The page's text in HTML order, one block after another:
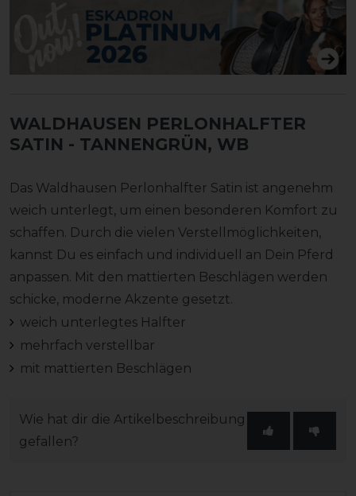
WALDHAUSEN PERLONHALFTER
SATIN - TANNENGRÜN, WB
Das Waldhausen Perlonhalfter Satin ist angenehm
weich unterlegt, um einen besonderen Komfort zu
schaffen. Durch die vielen Verstellmöglichkeiten,
kannst Du es einfach und individuell an Dein Pferd
anpassen. Mit den mattierten Beschlägen werden
schicke, moderne Akzente gesetzt.
weich unterlegtes Halfter
mehrfach verstellbar
mit mattierten Beschlägen
Wie hat dir die Artikelbeschreibung
gefallen?